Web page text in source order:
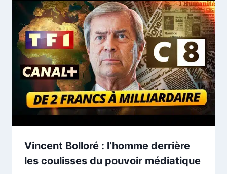
Vincent Bolloré : l’homme derrière
les coulisses du pouvoir médiatique